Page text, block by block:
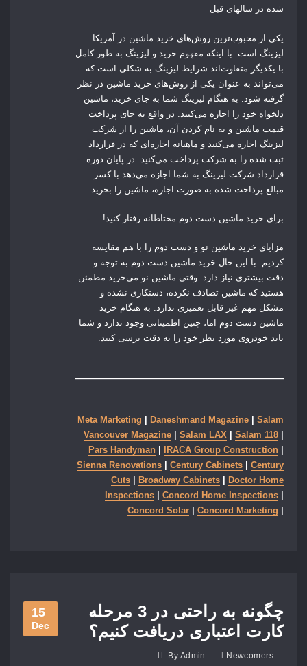
شده در سالهای قبل
یکی از محبوب‌ترین روش‌های خرید ماشین در آمریکا
لیزینگ است. با اینکه مفهوم خرید و لیزینگ به طور کامل
با یکدیگر متفاوت‌اند شرایط لیزینگ به شکلی است که
می‌تواند به عنوان یکی از روش‌های خرید ماشین در نظر
گرفته شود. به هنگام لیزینگ شما به جای خرید، ماشین
دلخواه خود را اجاره می‌کنید. در واقع به جای پرداخت
قیمت ماشین و به نام کردن آن، ماشین را از شرکت
لیزینگ اجاره می‌کنید و ماهیانه اجاره‌ای که در قرارداد
ثبت شده را به شرکت پرداخت می‌کنید. در پایان دوره
قرارداد شرکت لیزینگ به شما اجازه می‌دهد با کسر
مبالغ پرداخت شده به صورت اجاره، ماشین را بخرید.
برای خرید ماشین دست دوم محتاطانه رفتار کنید!
مزایای خرید ماشین نو و دست دوم را با هم مقایسه
کردیم. با این حال خرید ماشین دست دوم به توجه و
دقت بیشتری نیاز دارد. وقتی ماشین نو می‌خرید مطمئن
هستید که ماشین تصادف نکرده، دستکاری نشده و
مشکل مهم غیر قابل تعمیری ندارد. به هنگام خرید
ماشین دست دوم اما، چنین اطمینانی وجود ندارد و شما
باید خودروی مورد نظر خود را به دقت برسی کنید.
Meta Marketing Daneshmand Magazine |Salam
Vancouver Magazine |Salam LAX |Salam 118
Pars Handyman
IRACA Group Construction
Sienna Renovations |Century Cabinets |Century
Cuts
Broadway Cabinets
Doctor Home
Inspections |Concord Home Inspections
Concord Solar |Concord Marketing
15
Dec
چگونه به راحتی در 3 مرحله
کارت اعتباری دریافت کنیم؟
By Admin Newcomers